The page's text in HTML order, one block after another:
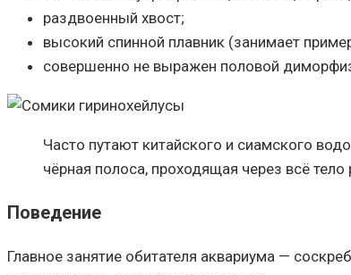
раздвоенный хвост;
высокий спинной плавник (занимает
совершенно не выражен половой
Часто путают китайского и сиамского
чёрная полоса, проходящая через всё тело
Поведение
Главное занятие обитателя аквариума —